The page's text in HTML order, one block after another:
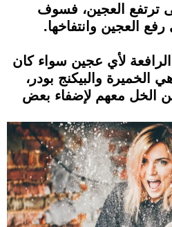
العجين، فسوف
العجين وانتفاخها.
لأي عجين سواء كان
الخميرة والبيكنج بودر،
الخل معهم لإضفاء بعض